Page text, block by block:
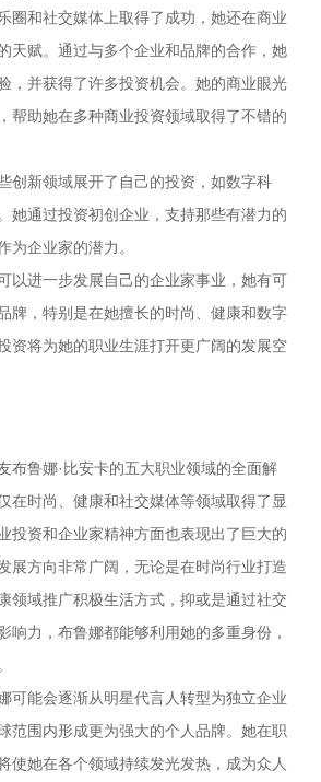
圈和社交媒体上取得了成功，她还在商业
天赋。通过与多个企业和品牌的合作，她
，并获得了许多投资机会。她的商业眼光
帮助她在多种商业投资领域取得了不错的
创新领域展开了自己的投资，如数字科
她通过投资初创企业，支持那些有潜力的
为企业家的潜力。
以进一步发展自己的企业家事业，她有可
牌，特别是在她擅长的时尚、健康和数字
资将为她的职业生涯打开更广阔的发展空
布鲁娜·比安卡的五大职业领域的全面解
在时尚、健康和社交媒体等领域取得了显
投资和企业家精神方面也表现出了巨大的
展方向非常广阔，无论是在时尚行业打造
领域推广积极生活方式，抑或是通过社交
响力，布鲁娜都能够利用她的多重身份，
可能会逐渐从明星代言人转型为独立企业
范围内形成更为强大的个人品牌。她在职
使她在各个领域持续发光发热，成为众人